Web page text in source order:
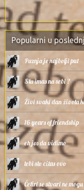
Popularni u
Paznja je najbolji put
Sta imas na sebi ?
Živi svaki dan života
16 years of friendship
eh jos da vidimo
tebi sto citas ovo
Četiri se stvari ne